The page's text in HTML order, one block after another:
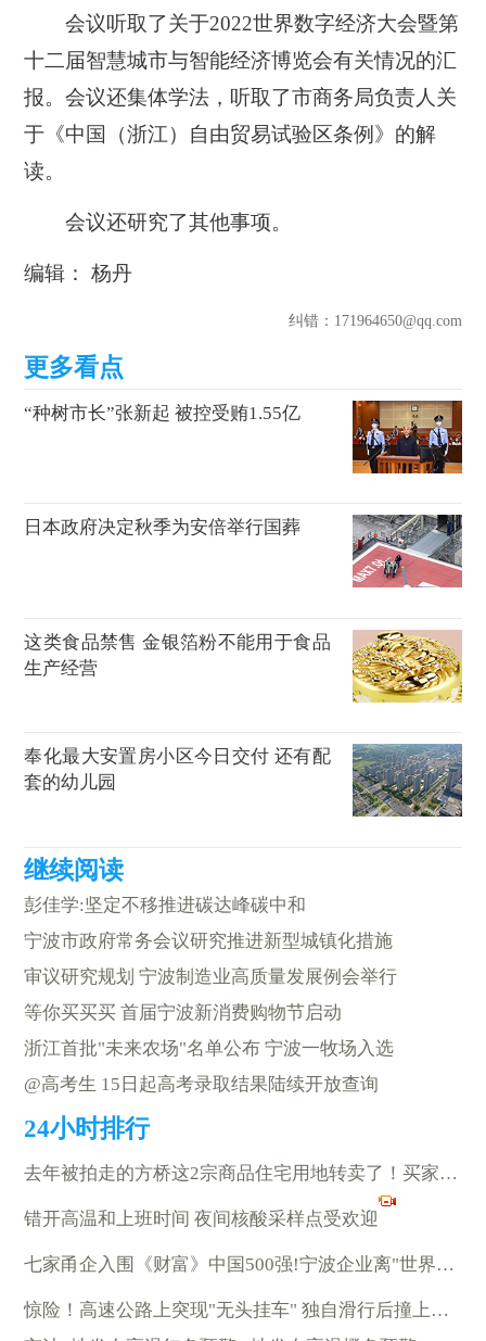
会议听取了关于2022世界数字经济大会暨第
十二届智慧城市与智能经济博览会有关情况的汇
报。会议还集体学法，听取了市商务局负责人关
于《中国（浙江）自由贸易试验区条例》的解
读。
会议还研究了其他事项。
编辑： 杨丹
纠错：171964650@qq.com
“种树市长”张新起 被控受贿1.55亿
日本政府决定秋季为安倍举行国葬
这类食品禁售 金银箔粉不能用于食品
生产经营
奉化最大安置房小区今日交付 还有配
套的幼儿园
彭佳学:坚定不移推进碳达峰碳中和
宁波市政府常务会议研究推进新型城镇化措施
审议研究规划 宁波制造业高质量发展例会举行
等你买买买 首届宁波新消费购物节启动
浙江首批"未来农场"名单公布 宁波一牧场入选
@高考生 15日起高考录取结果陆续开放查询
去年被拍走的方桥这2宗商品住宅用地转卖了！买家是……
错开高温和上班时间 夜间核酸采样点受欢迎
七家甬企入围《财富》中国500强!宁波企业离"世界500强"有多远?
惊险！高速公路上突现"无头挂车" 独自滑行后撞上中央护栏